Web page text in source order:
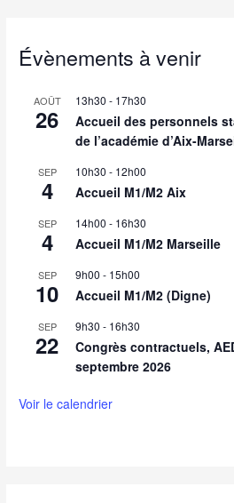
Évènements à venir
AOÛT
26
13h30 - 17h30
Accueil des personnels
de l’académie d’Aix-
SEP
4
10h30 - 12h00
Accueil M1/M2 Aix
SEP
4
14h00 - 16h30
Accueil M1/M2 Marseille
SEP
10
9h00 - 15h00
Accueil M1/M2 (Digne)
SEP
22
9h30 - 16h30
Congrès contractuels,
septembre 2026
Voir le calendrier